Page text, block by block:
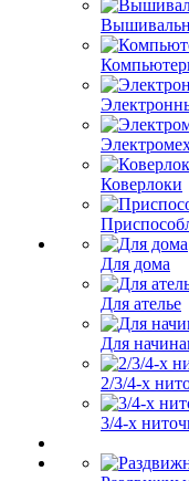
Коверлоки
Для дома
Для ателье
Для
2/3/4-х
3/4-х